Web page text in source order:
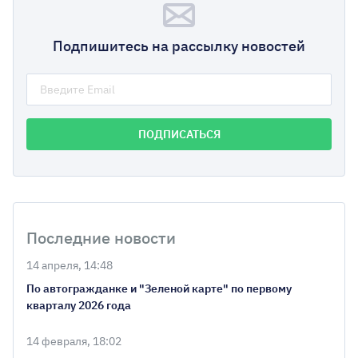
Подпишитесь на рассылку новостей
Последние новости
14 апреля, 14:48
По автогражданке и "Зеленой карте" по первому
кварталу 2026 года
14 февраля, 18:02